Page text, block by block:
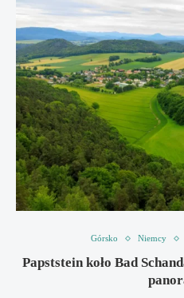
Górsko Niemcy
Papststein koło Bad